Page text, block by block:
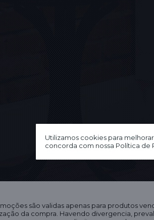
Utilizamos cookies para
concorda com nossa Política de
são validas apenas para produtos
da compra. Havendo divergencia,